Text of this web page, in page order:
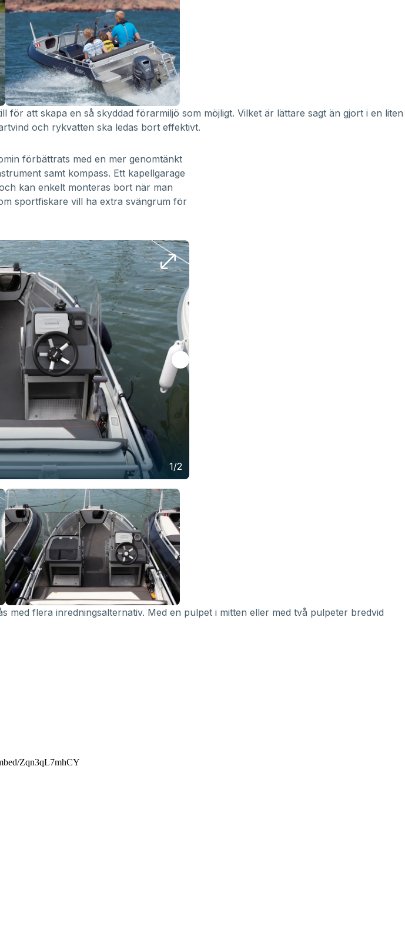
att skapa en så skyddad förarmiljö som möjligt. Vilket är lättare sagt än gjort i en liten
och rykvatten ska ledas bort effektivt.
förbättrats med en mer genomtänkt
samt kompass. Ett kapellgarage
kan enkelt monteras bort när man
sportfiskare vill ha extra svängrum för
1/2
flera inredningsalternativ. Med en pulpet i mitten eller med två pulpeter bredvid